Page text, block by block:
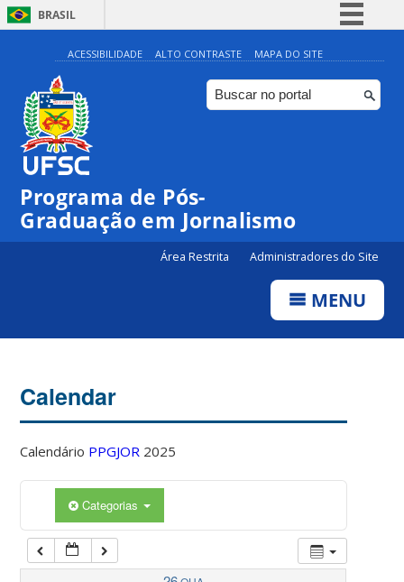
BRASIL
Simplifique!
Comunica BR
Participe
ACESSIBILIDADE ALTO CONTRASTE MAPA DO SITE
Programa de Pós-
Graduação em Jornalismo
Área Restrita Administradores do Site
MENU
Calendar
Calendário PPGJOR 2025
Categorias
04:00
05:00
07:00